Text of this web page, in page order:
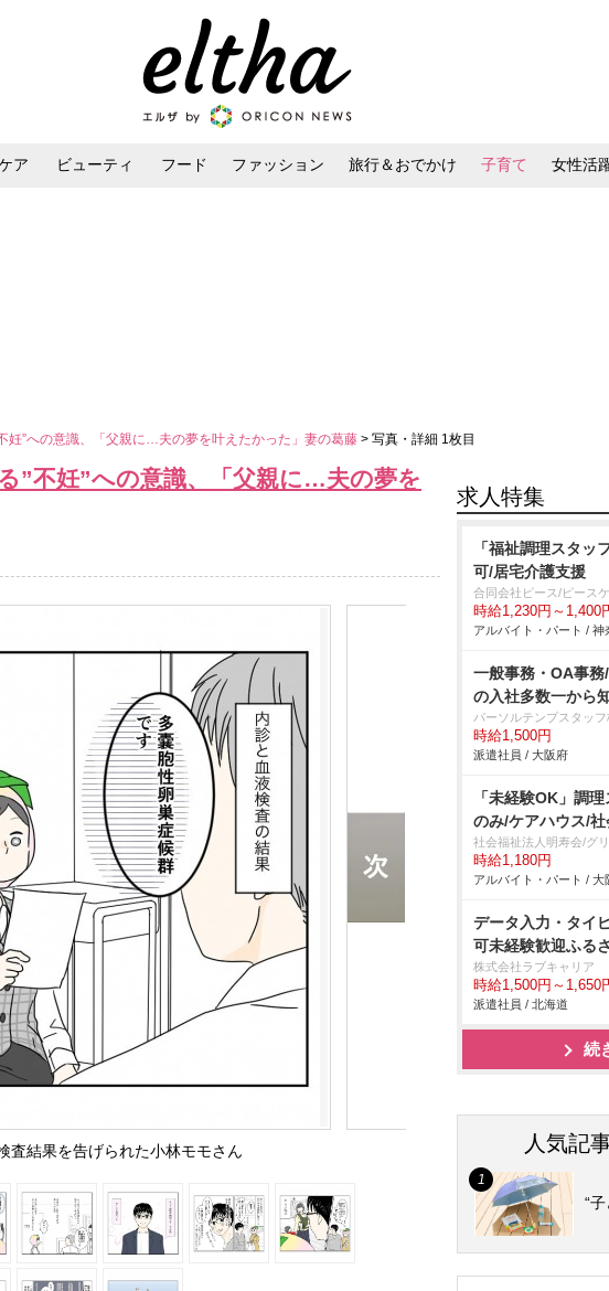
ア ビューティ フード ファッション 旅行＆おでかけ 子育て 女性活
妊”への意識、「父親に…夫の夢を叶えたかった」妻の葛藤 > 写真・詳細 1枚目
”不妊”への意識、「父親に…夫の夢を
査結果を告げられた小林モモさん
求人特集
「福祉調理スタッ
可/居宅介護支援
合同会社ピース/ピース
時給1,230円～1,400
アルバイト・パート / 神
一般事務・OA事
の入社多数一から
パーソルテンプスタッ
時給1,500円
派遣社員 / 大阪府
「未経験OK」調
のみ/ケアハウス/
社会福祉法人明寿会/グ
時給1,180円
アルバイト・パート / 大
データ入力・タイ
可未経験歓迎ふる
株式会社ラブキャリア
時給1,500円～1,650
派遣社員 / 北海道
続
人気記
“